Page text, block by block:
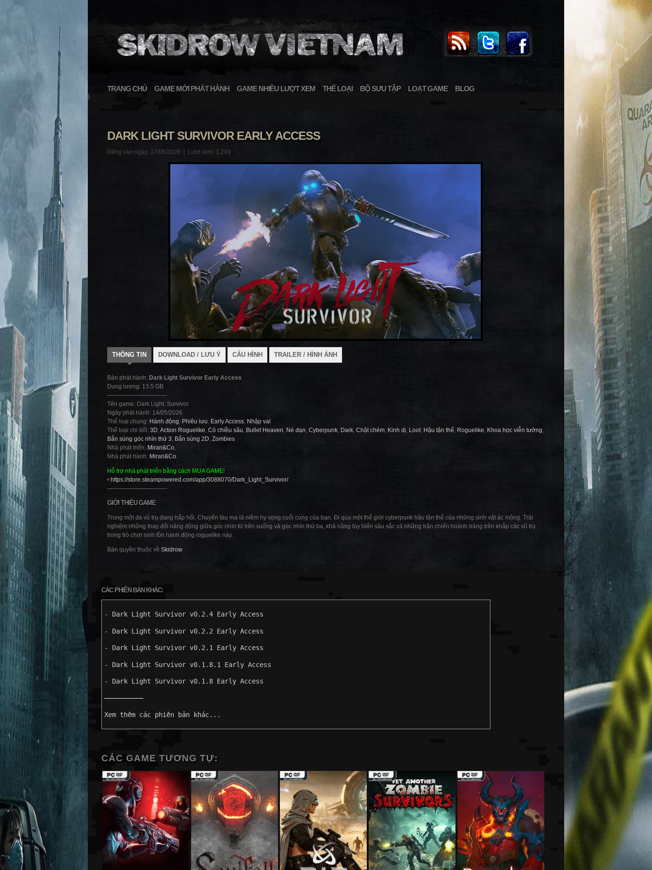
TRANG CHỦ GAME MỚI PHÁT HÀNH GAME NHIỀU LƯỢT XEM THỂ LOẠI BỘ SƯU TẬP LOẠT GAME BLOG
}
DARK LIGHT SURVIVOR EARLY ACCESS
Đăng vào ngày: 17/05/2026 | Lượt xem: 1,289
THÔNG TIN DOWNLOAD / LƯU Ý CẤU HÌNH TRAILER / HÌNH ẢNH
Bản phát hành: Dark Light Survivor Early Access
Dung lượng: 13.5 GB
——————————-
Tên game: Dark Light: Survivor
Ngày phát hành: 14/05/2026
Thể loại chung: Hành động, Phiêu lưu, Early Access, Nhập vai
Thể loại chi tiết: 3D,Action Roguelike, Có chiều sâu, Bullet Heaven, Né đạn, Cyberpunk, Dark, Chặt chém, Kinh dị, Loot, Hậu tận thế, Roguelike, Khoa học viễn tưởng,
Bắn súng góc nhìn thứ 3, Bắn súng 2D, Zombies
Nhà phát triển: Mirari&Co.
Nhà phát hành: Mirari&Co.
Hỗ trợ nhà phát triển bằng cách MUA GAME!
• https://store.steampowered.com/app/3088070/Dark_Light_Survivor/
——————————-
GIỚI THIỆU GAME
Trong một đa vũ trụ đang hấp hối, Chuyến tàu ma là niềm hy vọng cuối cùng của bạn. Đi qua một thế giới cyberpunk hậu tận thế của những sinh vật ác mộng. Trải
nghiệm những thay đổi năng động giữa góc nhìn từ trên xuống và góc nhìn thứ ba, khả năng tùy biến sâu sắc và những trận chiến hoành tráng trên khắp các vũ trụ
trong trò chơi sinh tồn hành động roguelike này.
Bản quyền thuộc về Skidrow
CÁC PHIÊN BẢN KHÁC:
- Dark Light Survivor v0.2.4 Early Access
- Dark Light Survivor v0.2.2 Early Access
- Dark Light Survivor v0.2.1 Early Access
- Dark Light Survivor v0.1.8.1 Early Access
- Dark Light Survivor v0.1.8 Early Access
——————————
Xem thêm các phiên bản khác...
CÁC GAME TƯƠNG TỰ: